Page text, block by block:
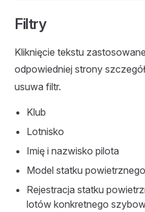
Filtry
Kliknięcie tekstu
odpowiedniej strony
usuwa filtr.
Klub
Lotnisko
Imię i nazwisko pilota
Model statku powietrznego
Rejestracja statku
lotów konkretnego